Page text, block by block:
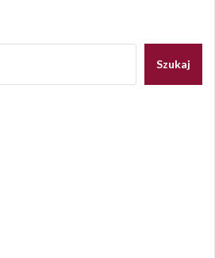
Szukaj